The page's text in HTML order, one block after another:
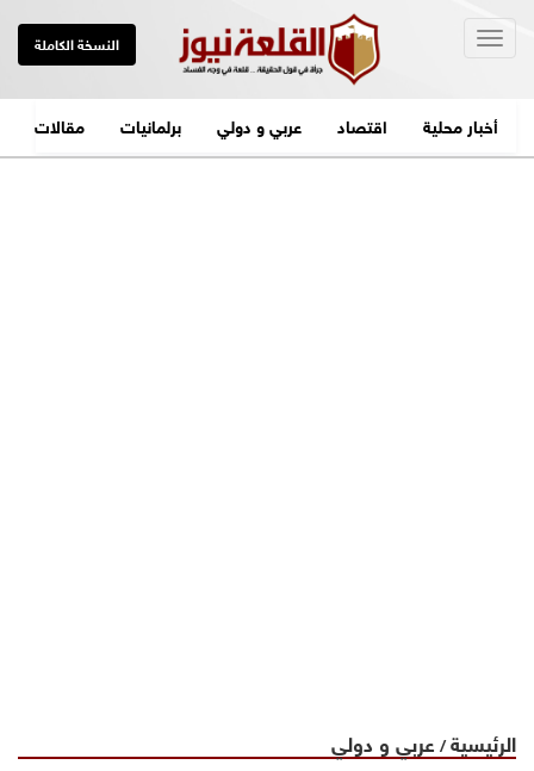
النسخة الكاملة
أخبار محلية اقتصاد عربي و دولي برلمانيات مقالات
الرئيسية/ عربي و دولي